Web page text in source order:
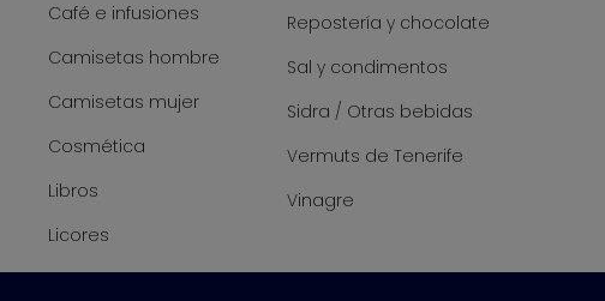
Café e infusiones
Camisetas hombre
Camisetas mujer
Cosmética
Libros
Licores
Repostería y chocolate
Sal y condimentos
Sidra / Otras bebidas
Vermuts de Tenerife
Vinagre